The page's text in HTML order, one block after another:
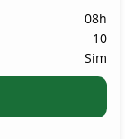
08h
10
Sim